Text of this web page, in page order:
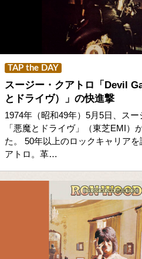
TAP the DAY
スージー・クアトロ「Devil
とドライヴ）」の快進撃
1974年（昭和49年）5月5日、スー
「悪魔とドライヴ」（東芝EMI）
た。 50年以上のロックキャリア
アトロ。革…